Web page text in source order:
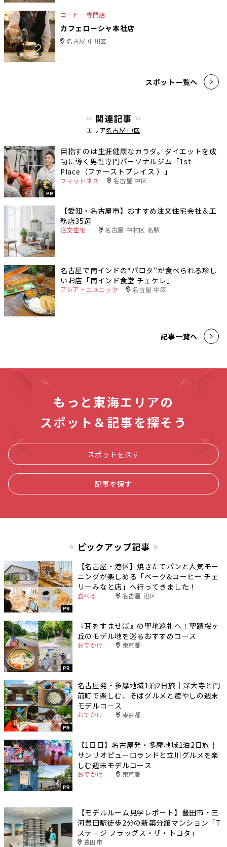
コーヒー専門店
カフェローシャ本社店
名古屋 中川区
スポット一覧へ
関連記事
エリア名古屋 中区
PR
目指すのは生涯健康なカラダ。ダイエットを成
功に導く男性専門パーソナルジム「1st
Place（ファーストプレイス ）」
フィットネス 名古屋 中区
【愛知・名古屋市】おすすめ注文住宅会社＆工
務店35選
注文住宅 名古屋 中村区 名駅
名古屋で南インドの“パロタ”が食べられる珍し
いお店「南インド食堂 チェケレ」
アジア・エスニック 名古屋 中区
記事一覧へ
もっと東海エリアの
スポット＆記事を探そう
スポットを探す
記事を探す
ピックアップ記事
PR
【名古屋・港区】焼きたてパンと人気モー
ニングが楽しめる「ベーク&コーヒー チェ
リーみなと店」へ行ってきました！
食べる 名古屋 港区
PR
『耳をすませば』の聖地巡礼へ！聖蹟桜ヶ
丘のモデル地を巡るおすすめコース
おでかけ 東京都
PR
名古屋発・多摩地域1泊2日旅｜深大寺と門
前町で楽しむ、そばグルメと癒やしの週末
モデルコース
おでかけ 東京都
PR
【1日目】名古屋発・多摩地域1泊2日旅｜
サンリオピューロランドと立川グルメを楽
しむ週末モデルコース
おでかけ 東京都
【モデルルーム見学レポート】豊田市・三
河豊田駅徒歩2分の新築分譲マンション「T
ステージ フラッグス・ザ・トヨタ」
豊田市